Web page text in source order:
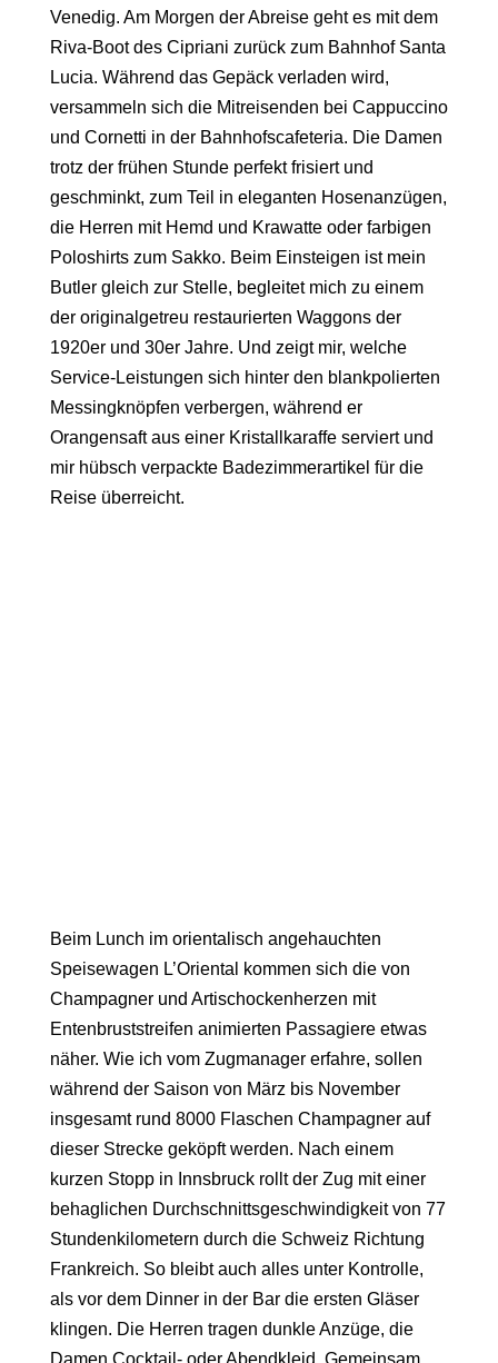
Venedig. Am Morgen der Abreise geht es mit dem
Riva-Boot des Cipriani zurück zum Bahnhof Santa
Lucia. Während das Gepäck verladen wird,
versammeln sich die Mitreisenden bei Cappuccino
und Cornetti in der Bahnhofscafeteria. Die Damen
trotz der frühen Stunde perfekt frisiert und
geschminkt, zum Teil in eleganten Hosenanzügen,
die Herren mit Hemd und Krawatte oder farbigen
Poloshirts zum Sakko. Beim Einsteigen ist mein
Butler gleich zur Stelle, begleitet mich zu einem
der originalgetreu restaurierten Waggons der
1920er und 30er Jahre. Und zeigt mir, welche
Service-Leistungen sich hinter den blankpolierten
Messingknöpfen verbergen, während er
Orangensaft aus einer Kristallkaraffe serviert und
mir hübsch verpackte Badezimmerartikel für die
Reise überreicht.
Beim Lunch im orientalisch angehauchten
Speisewagen L’Oriental
kommen sich die von
Champagner und Artischockenherzen mit
Entenbruststreifen animierten Passagiere etwas
näher. Wie ich vom Zugmanager erfahre, sollen
während der Saison von März bis November
insgesamt rund 8000 Flaschen Champagnerauf
dieser Strecke geköpft werden. Nach einem
kurzen Stopp in Innsbruckrollt der Zug mit einer
behaglichen Durchschnittsgeschwindigkeit von 77
Stundenkilometern durch die Schweiz Richtung
Frankreich. So bleibt auch alles unter Kontrolle,
als vor dem Dinner in der Bar die ersten Gläser
klingen. Die Herren tragen dunkle Anzüge, die